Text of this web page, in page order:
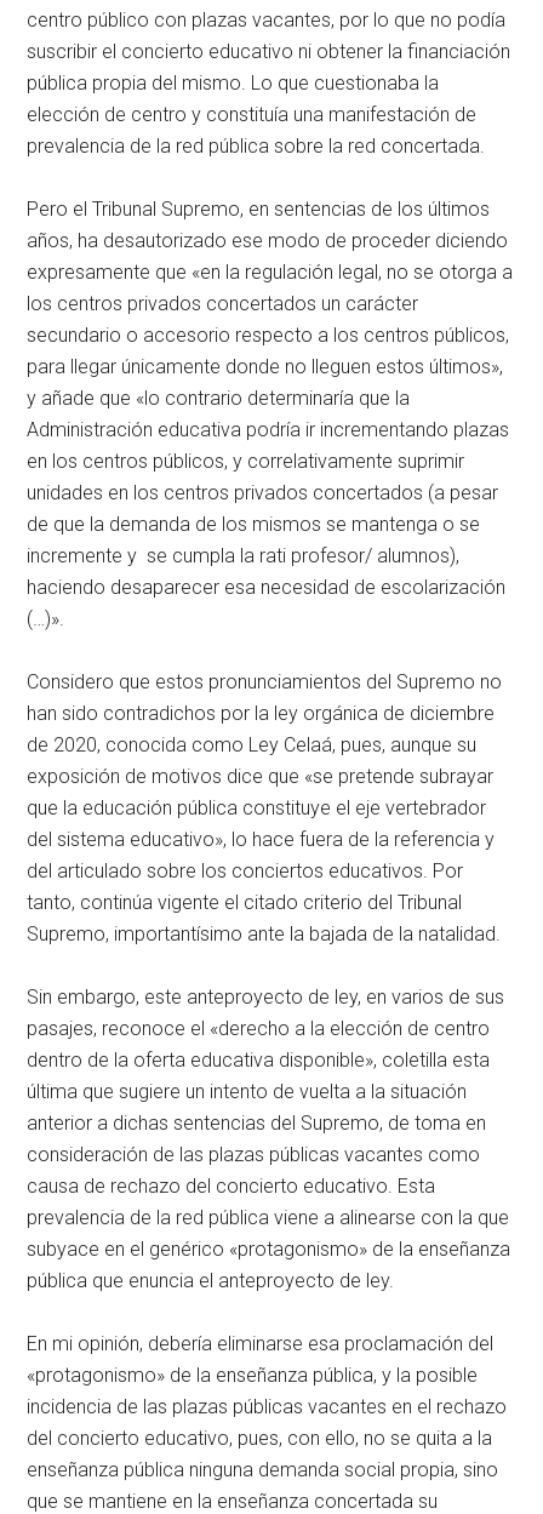
centro público con plazas vacantes, por lo que no podía
suscribir el concierto educativo ni obtener la financiación
pública propia del mismo. Lo que cuestionaba la
elección de centro y constituía una manifestación de
prevalencia de la red pública sobre la red concertada.
Pero el Tribunal Supremo, en sentencias de los últimos
años, ha desautorizado ese modo de proceder diciendo
expresamente que «en la regulación legal, no se otorga a
los centros privados concertados un carácter
secundario o accesorio respecto a los centros públicos,
para llegar únicamente donde no lleguen estos últimos»,
y añade que «lo contrario determinaría que la
Administración educativa podría ir incrementando plazas
en los centros públicos, y correlativamente suprimir
unidades en los centros privados concertados (a pesar
de que la demanda de los mismos se mantenga o se
incremente y se cumpla la rati profesor/ alumnos),
haciendo desaparecer esa necesidad de escolarización
(…)».
Considero que estos pronunciamientos del Supremo no
han sido contradichos por la ley orgánica de diciembre
de 2020, conocida como Ley Celaá, pues, aunque su
exposición de motivos dice que «se pretende subrayar
que la educación pública constituye el eje vertebrador
del sistema educativo», lo hace fuera de la referencia y
del articulado sobre los conciertos educativos. Por
tanto, continúa vigente el citado criterio del Tribunal
Supremo, importantísimo ante la bajada de la natalidad.
Sin embargo, este anteproyecto de ley, en varios de sus
pasajes, reconoce el «derecho a la elección de centro
dentro de la oferta educativa disponible», coletilla esta
última que sugiere un intento de vuelta a la situación
anterior a dichas sentencias del Supremo, de toma en
consideración de las plazas públicas vacantes como
causa de rechazo del concierto educativo. Esta
prevalencia de la red pública viene a alinearse con la que
subyace en el genérico «protagonismo» de la enseñanza
pública que enuncia el anteproyecto de ley.
En mi opinión, debería eliminarse esa proclamación del
«protagonismo» de la enseñanza pública, y la posible
incidencia de las plazas públicas vacantes en el rechazo
del concierto educativo, pues, con ello, no se quita a la
enseñanza pública ninguna demanda social propia, sino
que se mantiene en la enseñanza concertada su